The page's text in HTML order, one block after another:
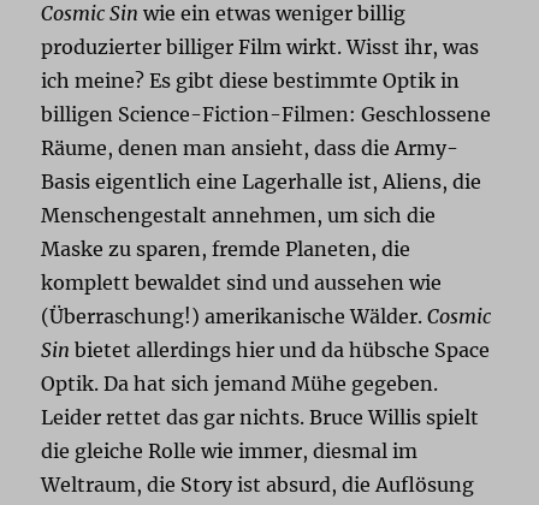
Cosmic Sin wie ein etwas weniger billig
produzierter billiger Film wirkt. Wisst ihr, was
ich meine? Es gibt diese bestimmte Optik in
billigen Science-Fiction-Filmen: Geschlossene
Räume, denen man ansieht, dass die Army-
Basis eigentlich eine Lagerhalle ist, Aliens, die
Menschengestalt annehmen, um sich die
Maske zu sparen, fremde Planeten, die
komplett bewaldet sind und aussehen wie
(Überraschung!) amerikanische Wälder.Cosmic
Sin bietet allerdings hier und da hübsche Space
Optik. Da hat sich jemand Mühe gegeben.
Leider rettet das gar nichts. Bruce Willis spielt
die gleiche Rolle wie immer, diesmal im
Weltraum, die Story ist absurd, die Auflösung